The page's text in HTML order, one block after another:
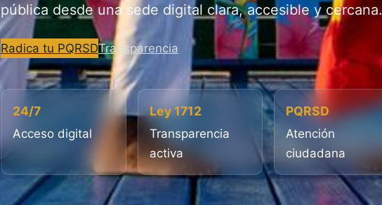
pública desde una sede digital clara, accesible y cercana.
Radica tu PQRSDTransparencia
24/7
Acceso digital
Ley 1712
Transparencia
activa
PQRSD
Atención
ciudadana